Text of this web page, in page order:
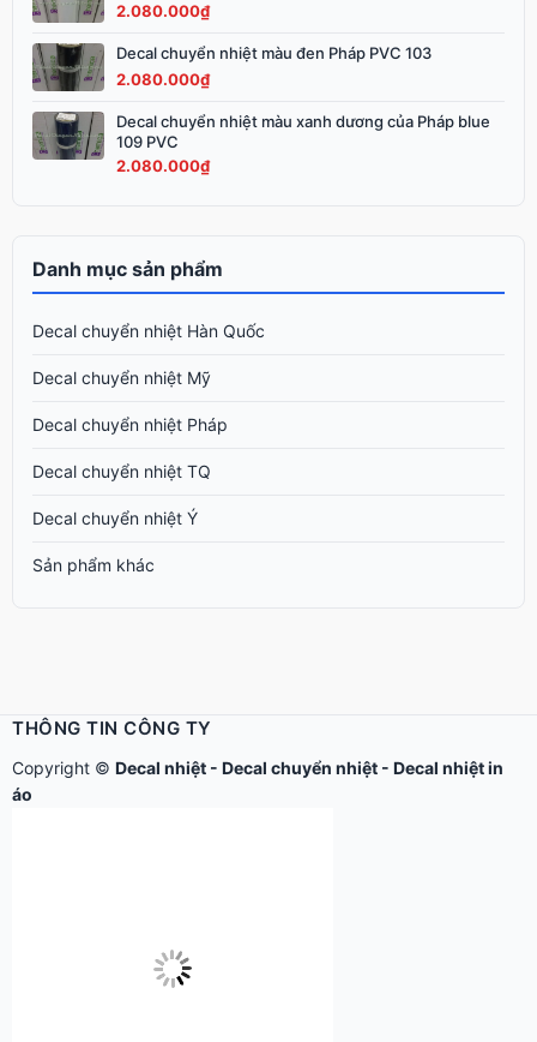
2.080.000₫
Decal chuyển nhiệt màu đen Pháp PVC 103
2.080.000₫
Decal chuyển nhiệt màu xanh dương của Pháp blue
109 PVC
2.080.000₫
Danh mục sản phẩm
Decal chuyển nhiệt Hàn Quốc
Decal chuyển nhiệt Mỹ
Decal chuyển nhiệt Pháp
Decal chuyển nhiệt TQ
Decal chuyển nhiệt Ý
Sản phẩm khác
THÔNG TIN CÔNG TY
Copyright © Decal nhiệt - Decal chuyển nhiệt - Decal nhiệt in
áo
Địa chỉ: 279 Xô Viết Nghệ Tĩnh - P.Gia Định, TP.Hồ Chí Minh. Điện
thoại: 028.2230.6666 - 028.2239.7979